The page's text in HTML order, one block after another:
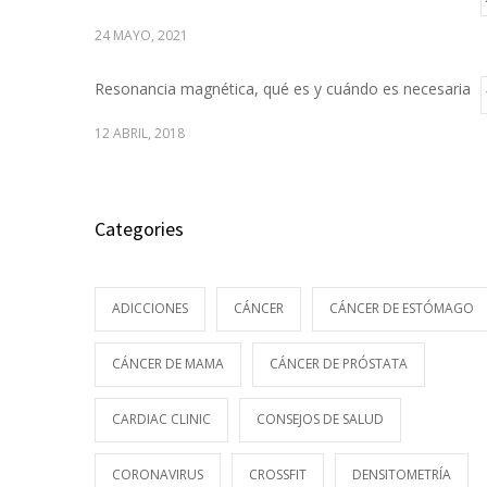
24 MAYO, 2021
Resonancia magnética, qué es y cuándo es necesaria
12 ABRIL, 2018
Categories
ADICCIONES CÁNCER CÁNCER DE ESTÓMAGO
CÁNCER DE MAMA CÁNCER DE PRÓSTATA
CARDIAC CLINIC CONSEJOS DE SALUD
CORONAVIRUS CROSSFIT DENSITOMETRÍA